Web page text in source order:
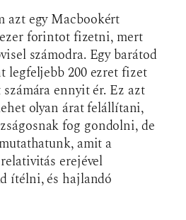
azt egy Macbookért
forintot fizetni, mert
számodra. Egy barátod
legfeljebb 200 ezret fizet
ennyit ér. Ez azt
olyan árat felállítani,
fog gondolni, de
amit a
erejével
ítélni, és hajlandó